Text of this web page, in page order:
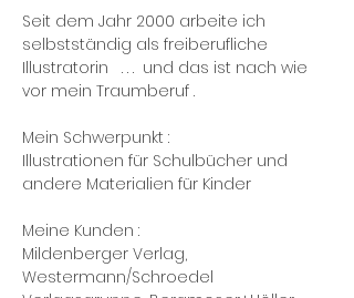
Seit dem Jahr 2000 arbeite ich
selbstständig als freiberufliche
Illustratorin . . . und das ist nach wie
vor mein Traumberuf .
Mein Schwerpunkt :
Illustrationen für Schulbücher und
andere Materialien für Kinder
Meine Kunden :
Mildenberger Verlag,
Westermann/Schroedel